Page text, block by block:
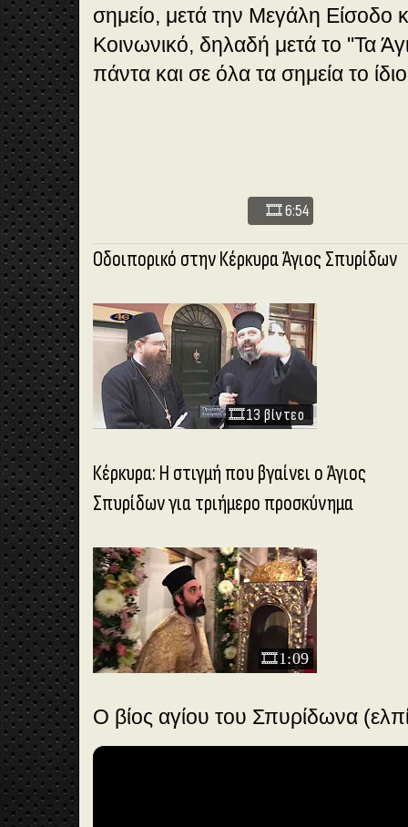
σημείο, μετά την Μεγάλη Είσοδο
Κοινωνικό, δηλαδή μετά το "Τα
πάντα και σε όλα τα σημεία το
🎞️ 6:54
Οδοιπορικό στην Κέρκυρα Άγιος Σπυρίδων
🎞️13 βίντεο
Κέρκυρα: Η στιγμή που βγαίνει ο Άγιος
Σπυρίδων για τριήμερο προσκύνημα
🎞️1:09
Ο βίος αγίου του Σπυρίδωνα
🎞️
49:
47
βίος
αγίο
υ
Σπυ
ρίδ
ωνα
(ελ